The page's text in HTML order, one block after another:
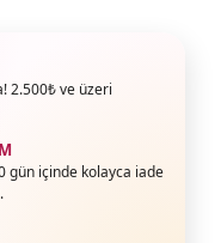
2.500₺ ve üzeri
gün içinde kolayca iade